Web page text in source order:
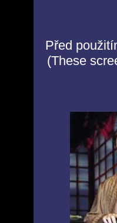
Před
(These